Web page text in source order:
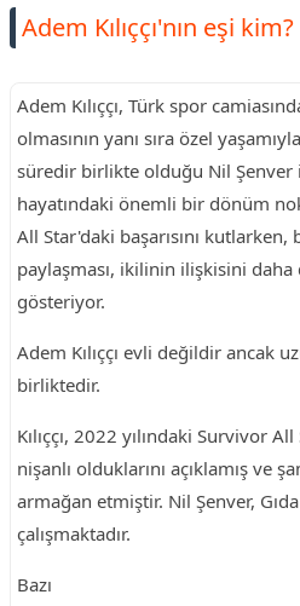
Adem Kılıççı'nın eşi kim?
Adem Kılıççı, Türk spor
olmasının yanı sıra özel
süredir birlikte olduğu Nil Şenver
hayatındaki önemli bir dönüm
All Star'daki başarısını kutlarken,
paylaşması, ikilinin ilişkisini
gösteriyor.
Adem Kılıççı evli değildir ancak
birliktedir.
Kılıççı, 2022 yılındaki Survivor
nişanlı olduklarını açıklamış ve
armağan etmiştir. Nil Şenver,
çalışmaktadır.
Bazı